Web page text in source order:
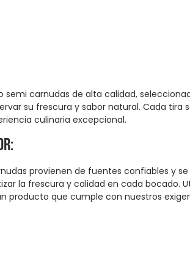
semi carnudas de alta calidad,
su frescura y sabor natural. Cada tira
culinaria excepcional.
provienen de fuentes confiables y
la frescura y calidad en cada bocado.
producto que cumple con nuestros